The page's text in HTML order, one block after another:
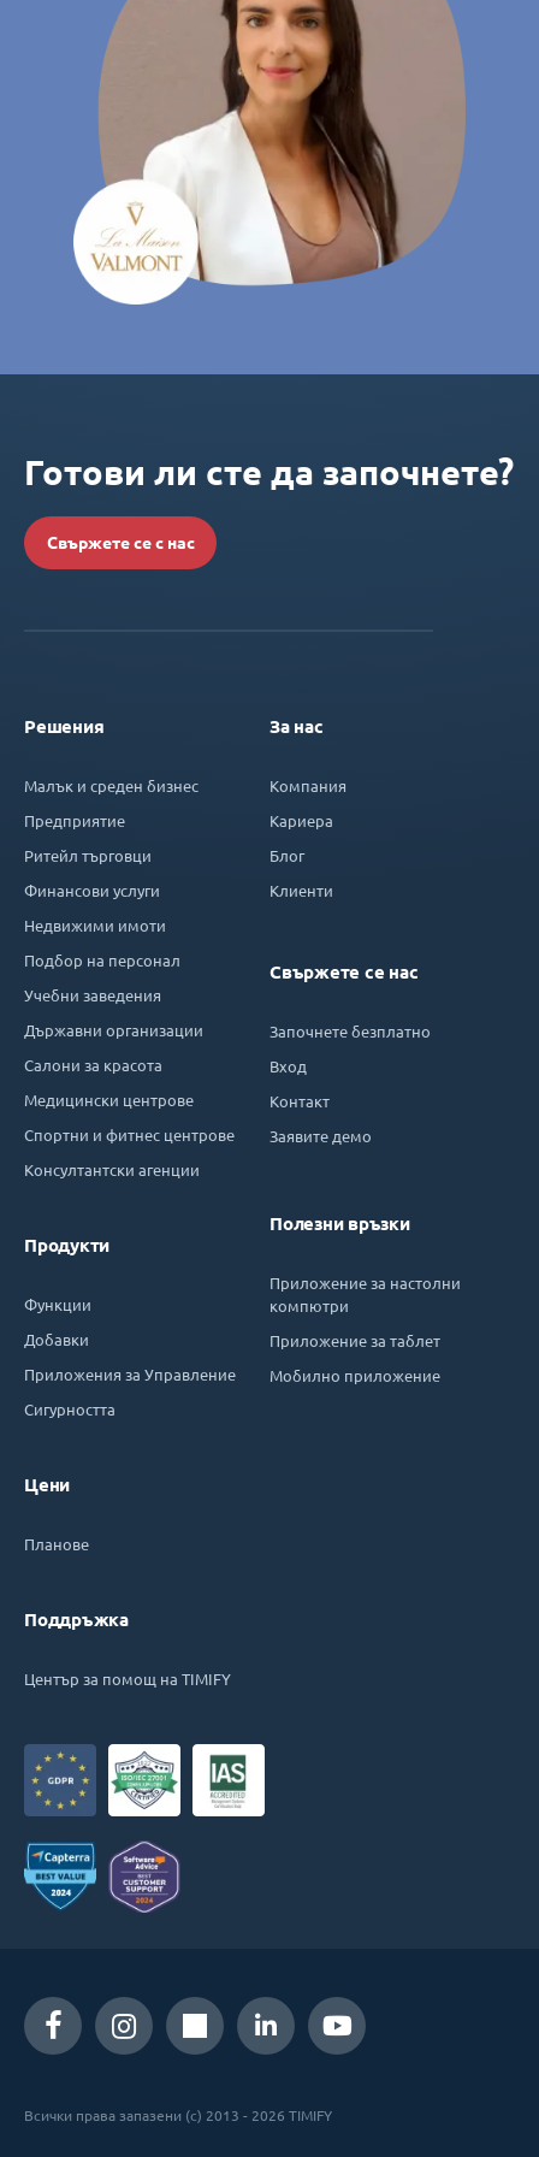
Готови ли сте да започнете?
Свържете се с нас
Решения
Малък и среден бизнес
Предприятие
Ритейл търговци
Финансови услуги
Недвижими имоти
Подбор на персонал
Учебни заведения
Държавни организации
Салони за красота
Медицински центрове
Спортни и фитнес центрове
Консултантски агенции
Продукти
Функции
Добавки
Приложения за Управление
Сигурността
Цени
Планове
Поддръжка
Център за помощ на TIMIFY
За нас
Компания
Кариера
Блог
Клиенти
Свържете се нас
Започнете безплатно
Вход
Контакт
Заявите демо
Полезни връзки
Приложение за настолни
компютри
Приложение за таблет
Мобилно приложение
Всички права запазени (c) 2013 - 2026 TIMIFY